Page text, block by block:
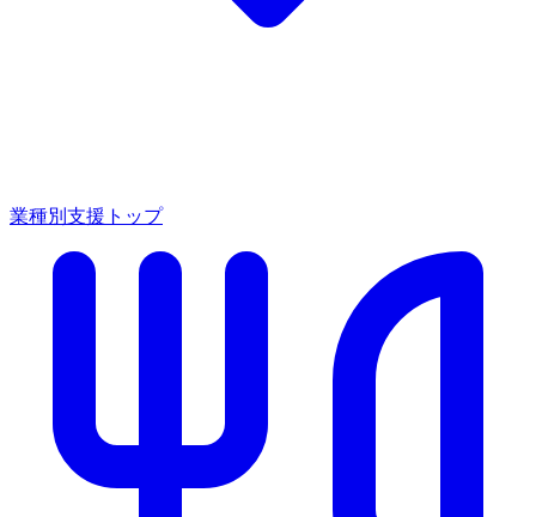
業種別支援トップ